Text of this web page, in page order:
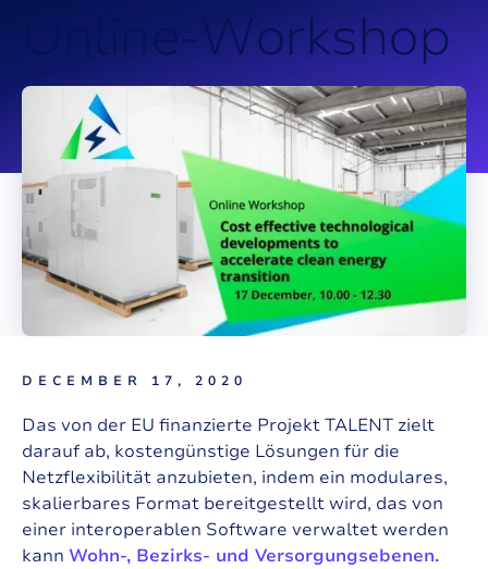
ne-Workshop
DECEMBER 17, 2020
Das von der EU finanzierte ProjektTALENT zielt
darauf ab, kostengünstige Lösungen für die
Netzflexibilität anzubieten, indem ein modulares,
skalierbares Format bereitgestellt wird, das von
einer interoperablen Software verwaltet werden
kann Wohn-, Bezirks- und Versorgungsebenen.